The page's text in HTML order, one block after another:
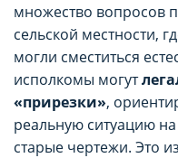
множество вопросов
сельской местности,
могли сместиться
исполкомы могут
«прирезки»,
реальную ситуацию
старые чертежи. Это